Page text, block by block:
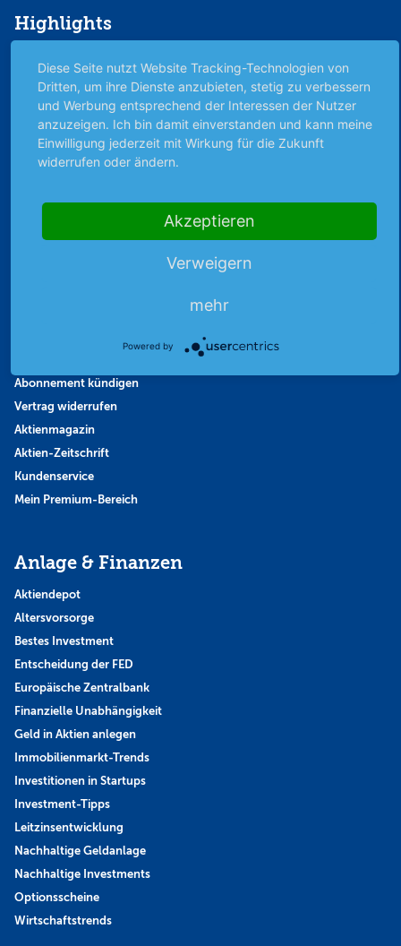
Highlights
Börsenbericht
Börsengerüchte
Börsengespräche
Börsennews
Thema der Woche
Abonnement kündigen
Vertrag widerrufen
Aktienmagazin
Aktien-Zeitschrift
Kundenservice
Mein Premium-Bereich
Anlage & Finanzen
Aktiendepot
Altersvorsorge
Bestes Investment
Entscheidung der FED
Europäische Zentralbank
Finanzielle Unabhängigkeit
Geld in Aktien anlegen
Immobilienmarkt-Trends
Investitionen in Startups
Investment-Tipps
Leitzinsentwicklung
Nachhaltige Geldanlage
Nachhaltige Investments
Optionsscheine
Wirtschaftstrends
Diese Seite nutzt Website Tracking-Technologien von
Dritten, um ihre Dienste anzubieten, stetig zu verbessern
und Werbung entsprechend der Interessen der Nutzer
anzuzeigen. Ich bin damit einverstanden und kann meine
Einwilligung jederzeit mit Wirkung für die Zukunft
widerrufen oder ändern.
Akzeptieren
Verweigern
mehr
Powered by